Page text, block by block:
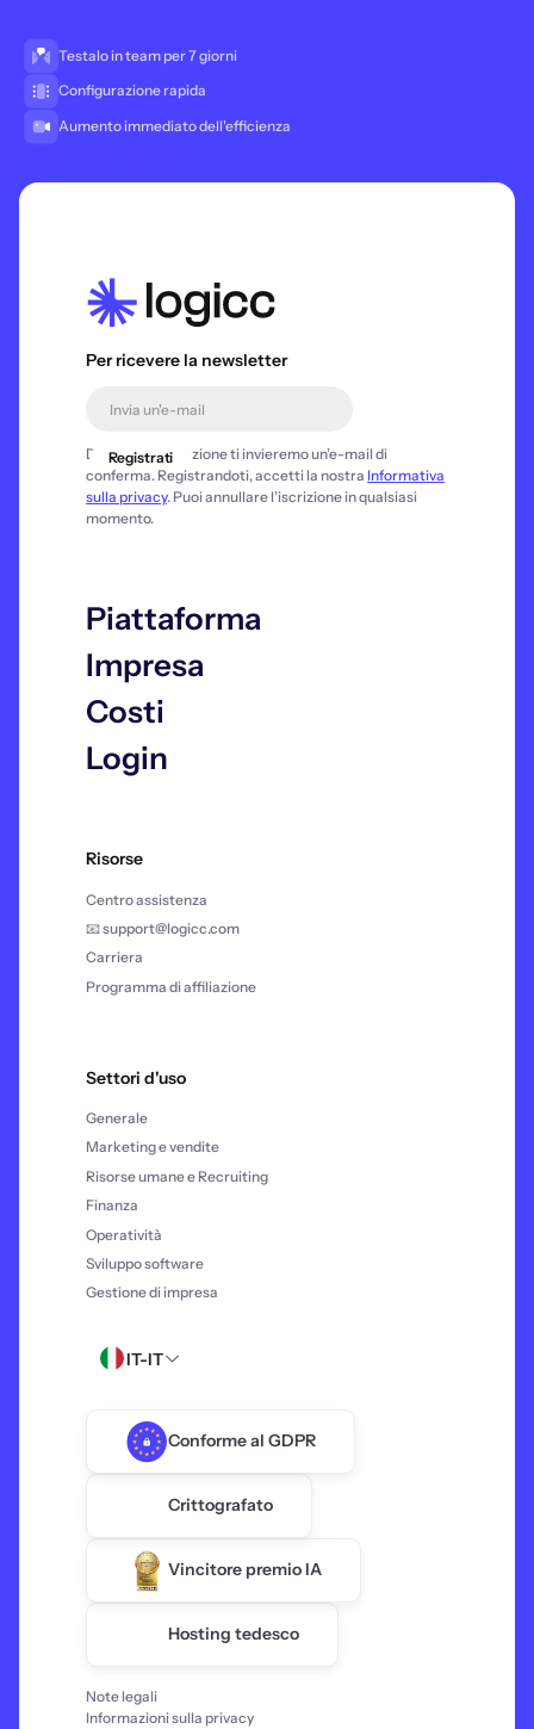
Testalo in team per 7 giorni
Configurazione rapida
Aumento immediato dell'efficienza
Per ricevere la newsletter
Dopo la registrazione ti invieremo un’e-mail di
conferma. Registrandoti, accetti la nostra Informativa
sulla privacy. Puoi annullare l’iscrizione in qualsiasi
momento.
Piattaforma
Impresa
Costi
Login
Risorse
Centro assistenza
📧 support@logicc.com
Carriera
Programma di affiliazione
Settori d'uso
Generale
Marketing e vendite
Risorse umane e Recruiting
Finanza
Operatività
Sviluppo software
Gestione di impresa
IT-IT
Conforme al GDPR
Crittografato
Vincitore premio IA
Hosting tedesco
Note legali
Informazioni sulla privacy